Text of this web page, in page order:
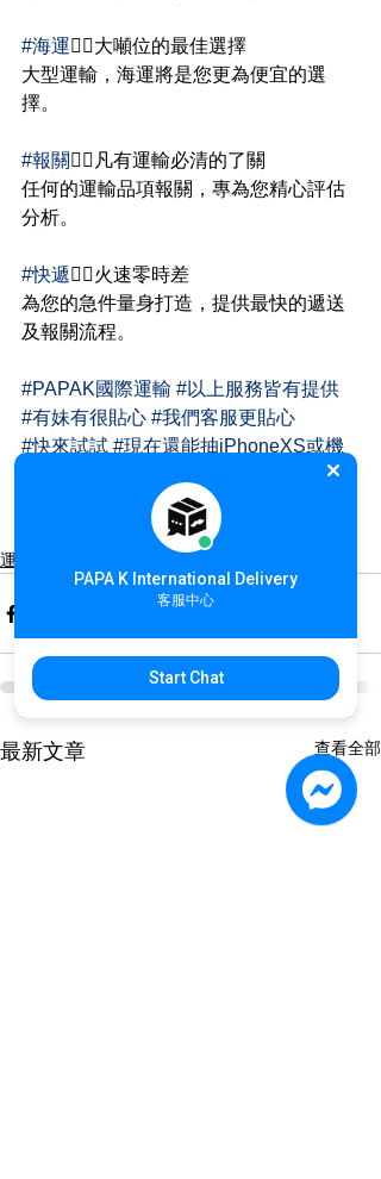
#海運👉🏻大噸位的最佳選擇
大型運輸，海運將是您更為便宜的選
擇。
#報關 👉🏻凡有運輸必清的了關
任何的運輸品項報關，專為您精心評估
分析。
#快遞👉🏻火速零時差
為您的急件量身打造，提供最快的遞送
及報關流程。
#PAPAK國際運輸 #以上服務皆有提供
#有妹有很貼心 #我們客服更貼心
#快來試試 #現在還能抽iPhoneXS或機
運輸教學
最新文章 查看全部
PAPA K International Delivery
客服中心
Start Chat